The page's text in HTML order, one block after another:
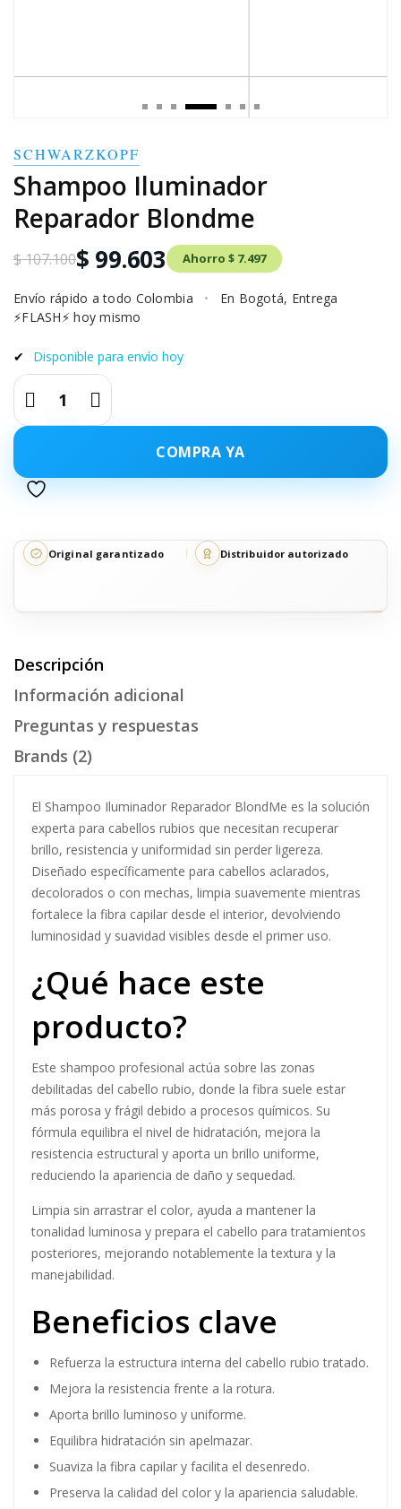
SCHWARZKOPF
Shampoo Iluminador
Reparador Blondme
$ 107.100$ 99.603 Ahorro $ 7.497
Envío rápido a todo Colombia
⚡FLASH⚡ hoy mismo
Disponible para envío hoy
COMPRA YA
Descripción
Información adicional
Preguntas y respuestas
Brands (2)
El Shampoo Iluminador Reparador BlondMe es la solución
experta para cabellos rubios que necesitan recuperar
Diseñado específicamente para cabellos aclarados,
decolorados o con mechas, limpia suavemente mientras
fortalece la fibra capilar desde el interior, devolviendo
luminosidad y suavidad visibles desde el primer uso.
¿Qué hace este
producto?
Este shampoo profesional actúa sobre las zonas
más porosa y frágil debido a procesos químicos. Su
fórmula equilibra el nivel de hidratación, mejora la
resistencia estructural y aporta un brillo uniforme,
reduciendo la apariencia de daño y sequedad.
Limpia sin arrastrar el color, ayuda a mantener la
tonalidad luminosa y prepara el cabello para tratamientos
posteriores, mejorando notablemente la textura y la
Beneficios clave
Refuerza la estructura interna del cabello rubio tratado.
Mejora la resistencia frente a la rotura.